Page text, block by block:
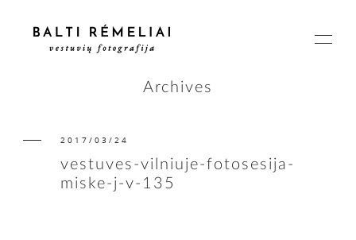
PAGRINDINIS
Archives
2017/03/24
vestuves-vilniuje-fotosesija-
miske-j-v-135